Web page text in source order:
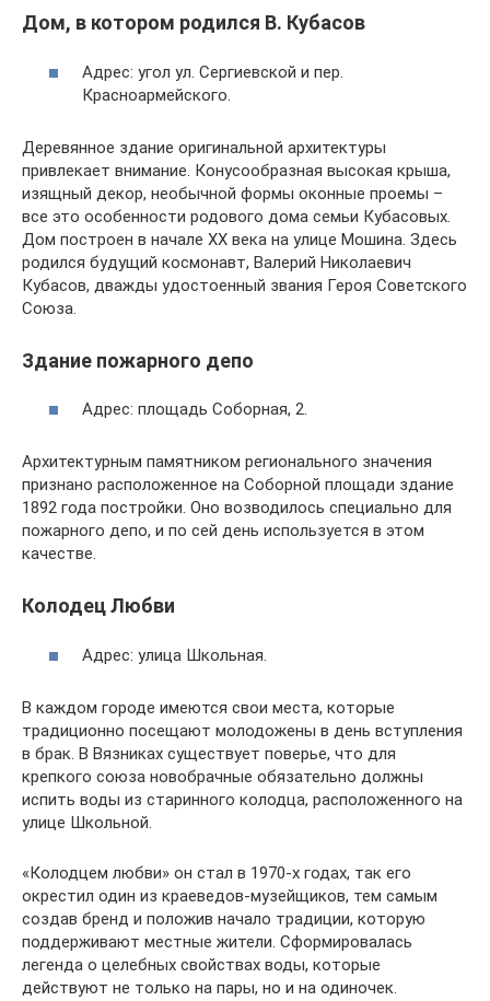
Дом, в котором родился В. Кубасов
Адрес: угол ул. Сергиевской и пер.
Красноармейского.
Деревянное здание оригинальной архитектуры
привлекает внимание. Конусообразная высокая крыша,
изящный декор, необычной формы оконные проемы –
все это особенности родового дома семьи Кубасовых.
Дом построен в начале XX века на улице Мошина. Здесь
родился будущий космонавт, Валерий Николаевич
Кубасов, дважды удостоенный звания Героя Советского
Союза.
Здание пожарного депо
Адрес: площадь Соборная, 2.
Архитектурным памятником регионального значения
признано расположенное на Соборной площади здание
1892 года постройки. Оно возводилось специально для
пожарного депо, и по сей день используется в этом
качестве.
Колодец Любви
Адрес: улица Школьная.
В каждом городе имеются свои места, которые
традиционно посещают молодожены в день вступления
в брак. В Вязниках существует поверье, что для
крепкого союза новобрачные обязательно должны
испить воды из старинного колодца, расположенного на
улице Школьной.
«Колодцем любви» он стал в 1970-х годах, так его
окрестил один из краеведов-музейщиков, тем самым
создав бренд и положив начало традиции, которую
поддерживают местные жители. Сформировалась
легенда о целебных свойствах воды, которые
действуют не только на пары, но и на одиночек.